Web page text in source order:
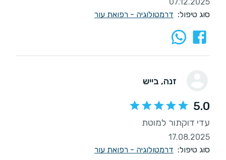
סוג טיפול: דרמטולוגיה - רפואת עור
זנה, בייש
5.0
עדי דוקתור למוטת
17.08.2025
סוג טיפול: דרמטולוגיה - רפואת עור